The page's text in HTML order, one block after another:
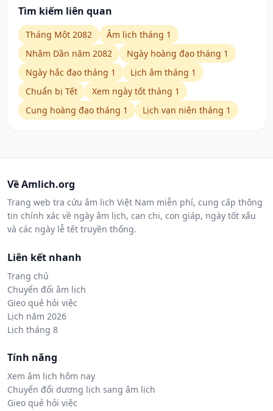
Tìm kiếm liên quan
Tháng Một 2082
Âm lịch tháng 1
Nhâm Dần năm 2082
Ngày hoàng đạo tháng 1
Ngày hắc đạo tháng 1
Lịch âm tháng 1
Chuẩn bị Tết
Xem ngày tốt tháng 1
Cung hoàng đạo tháng 1
Lịch vạn niên tháng 1
Về Amlich.org
Trang web tra cứu âm lịch Việt Nam miễn phí, cung cấp thông
tin chính xác về ngày âm lịch, can chi, con giáp, ngày tốt xấu
và các ngày lễ tết truyền thống.
Liên kết nhanh
Trang chủ
Chuyển đổi âm lịch
Gieo quẻ hỏi việc
Lịch năm 2026
Lịch tháng 8
Tính năng
Xem âm lịch hôm nay
Chuyển đổi dương lịch sang âm lịch
Gieo quẻ hỏi việc